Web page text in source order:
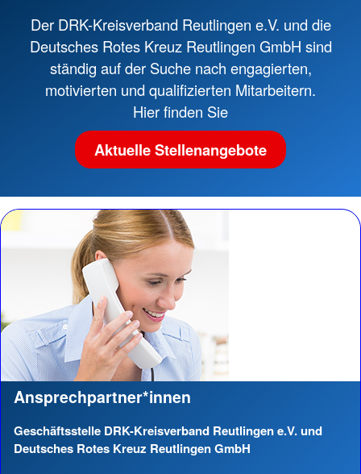
Der DRK-Kreisverband Reutlingen e.V. und die
Deutsches Rotes Kreuz Reutlingen GmbH sind
ständig auf der Suche nach engagierten,
motivierten und qualifizierten Mitarbeitern.
Hier finden Sie
Aktuelle Stellenangebote
Ansprechpartner*innen
Geschäftsstelle DRK-Kreisverband Reutlingen e.V. und
Deutsches Rotes Kreuz Reutlingen GmbH